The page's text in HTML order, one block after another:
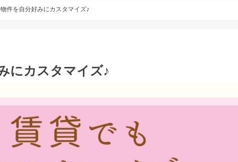
件を自分好みにカスタマイズ♪
にカスタマイズ♪